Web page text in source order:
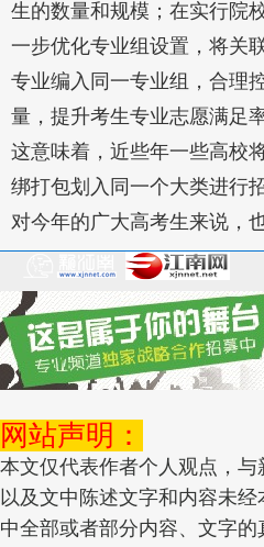
生的数量和规模；在实行院
一步优化专业组设置，将关
专业编入同一专业组，合理
量，提升考生专业志愿满足率
这意味着，近些年一些高校
绑打包划入同一个大类进行
对今年的广大高考生来说，
网站声明：
本文仅代表作者个人观点，
以及文中陈述文字和内容未
中全部或者部分内容、文字